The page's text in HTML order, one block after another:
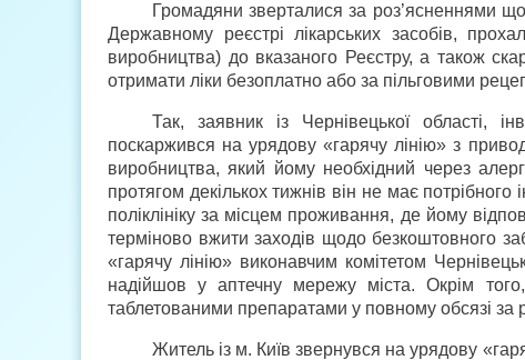
Громадяни зверталися за роз’ясненнями
Державному реєстрі лікарських засобів,
виробництва) до вказаного Реєстру, а також
отримати ліки безоплатно або за пільговими
Так, заявник із Чернівецької області,
поскаржився на урядову «гарячу лінію» з
виробництва, який йому необхідний через
протягом декількох тижнів він не має
поліклініку за місцем проживання, де йому
терміново вжити заходів щодо безкоштовного
«гарячу лінію» виконавчим комітетом
надійшов у аптечну мережу міста. Окрім
таблетованими препаратами у повному обсязі за
Житель із м. Київ звернувся на урядову